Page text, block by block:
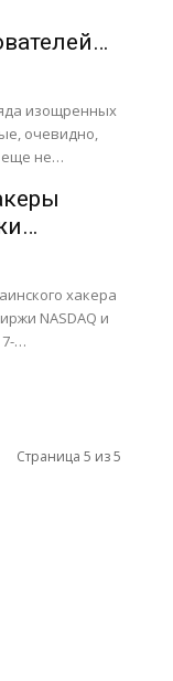
изощренных
очевидно,
хакера
NASDAQ и
Страница 5 из 5